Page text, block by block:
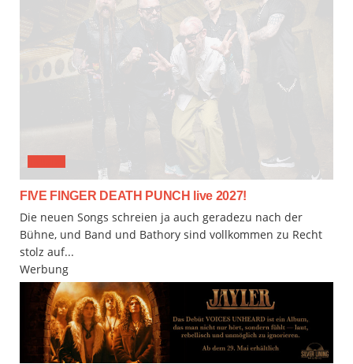
FIVE FINGER DEATH PUNCH live 2027!
Die neuen Songs schreien ja auch geradezu nach der
Bühne, und Band und Bathory sind vollkommen zu Recht
stolz auf...
Werbung